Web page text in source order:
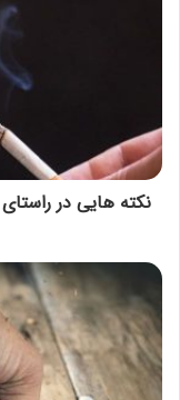
نکته هایی در